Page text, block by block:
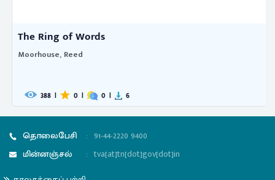
The Ring of Words
Moorhouse, Reed
388 0 0 6
தொலைபேசி : 91-44-2220 9400
மின்னஞ்சல்
: tva[at]tn[dot]gov[dot]in